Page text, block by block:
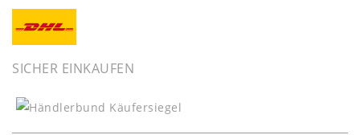
SICHER EINKAUFEN